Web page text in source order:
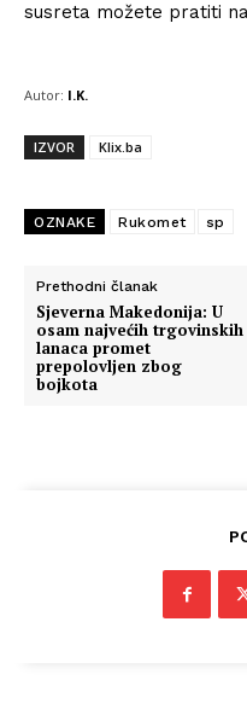
susreta možete pratiti
Autor: I.K.
IZVOR Klix.ba
OZNAKE Rukomet sp
Prethodni članak
Sjeverna Makedonija: U
osam najvećih trgovinskih
lanaca promet
prepolovljen zbog
bojkota